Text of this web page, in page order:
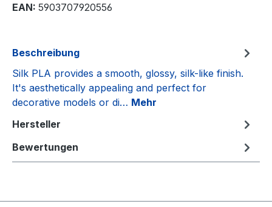
EAN: 5903707920556
Beschreibung
Silk PLA provides a smooth, glossy, silk-like finish.
It's aesthetically appealing and perfect for
decorative models or di… Mehr
Hersteller
Bewertungen